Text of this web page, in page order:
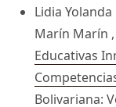
Lidia
Marín Marín ,
Educativas
Bolivariana: